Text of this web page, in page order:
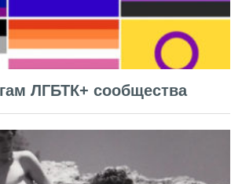
ЛГБТК+ сообщества